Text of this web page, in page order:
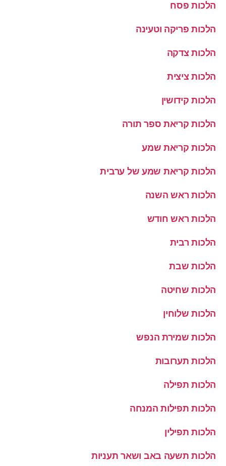
הלכות פסח
הלכות פריקה וטעינה
הלכות צדקה
הלכות ציצית
הלכות קידושין
הלכות קריאת ספר תורה
הלכות קריאת שמע
הלכות קריאת שמע של ערבית
הלכות ראש השנה
הלכות ראש חודש
הלכות רבית
הלכות שבת
הלכות שחיטה
הלכות שלוחין
הלכות שמירת הנפש
הלכות תערובות
הלכות תפילה
הלכות תפילות המנחה
הלכות תפילין
הלכות תשעה באב ושאר תעניות